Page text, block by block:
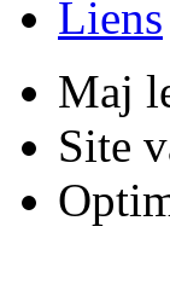
Liens
Maj
Site